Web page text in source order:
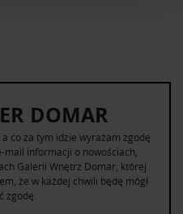
z innymi danymi
podczas
DOMAR
co za tym idzie wyrażam zgodę
mail informacji o nowościach,
Galerii Wnętrz Domar, której
że w każdej chwili będę mógł
zgodę.